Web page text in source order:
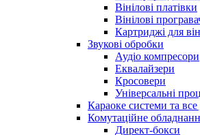
Вінілові платівки
Вінілові
Картриджі для
Звукові обробки
Аудіо компресори
Еквалайзери
Кросовери
Універсальні
Караоке системи та
Комутаційне
Директ-бокси